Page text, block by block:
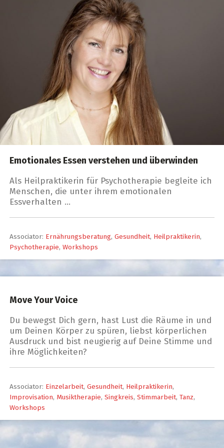
Emotionales Essen verstehen und überwinden
Als Heilpraktikerin für Psychotherapie begleite ich
Menschen, die unter ihrem emotionalen
Essverhalten …
Associator: Ernährungsberatung, Gesundheit, Heilpraktikerin,
Psychotherapie, Workshops
Move Your Voice
Du bewegst Dich gern, hast Lust die Räume in und
um Deinen Körper zu spüren, liebst körperlichen
Ausdruck und bist neugierig auf Deine Stimme und
ihre Möglichkeiten?
Associator: Einzelarbeit, Gesundheit, Heilpraktikerin,
Improvisation, Musiktherapie, Singkreis, Stimmarbeit, Tanz,
Workshops